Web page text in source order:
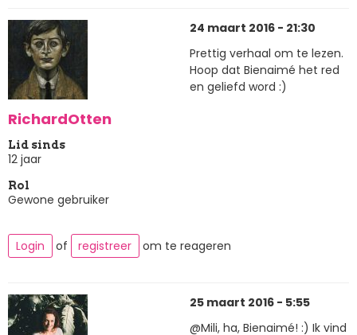
RichardOtten
Lid sinds
12 jaar
Rol
Gewone gebruiker
24 maart 2016 - 21:30
Prettig verhaal om te lezen.
Hoop dat Bienaimé het red
en geliefd word :)
Login of registreer om te reageren
25 maart 2016 - 5:55
@Mili, ha, Bienaimé! :) Ik vind